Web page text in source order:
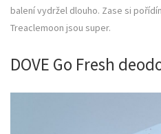
balení vydržel dlouho. Zase si
Treaclemoon jsou super.
DOVE Go Fresh